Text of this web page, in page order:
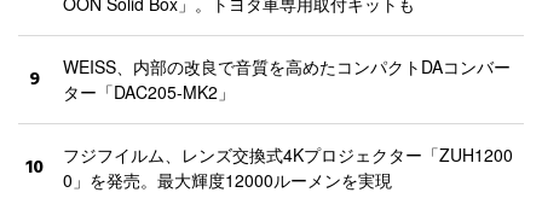
9
WEISS、内部の改良で音質を高めたコンパクトDAコンバー
ター「DAC205-MK2」
10
フジフイルム、レンズ交換式4Kプロジェクター「ZUH1200
0」を発売。最大輝度12000ルーメンを実現